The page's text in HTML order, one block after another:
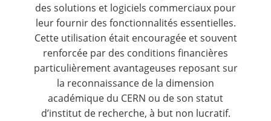
des solutions et logiciels commerciaux pour
leur fournir des fonctionnalités essentielles.
Cette utilisation était encouragée et souvent
renforcée par des conditions financières
particulièrement avantageuses reposant sur
la reconnaissance de la dimension
académique du CERN ou de son statut
d’institut de recherche, à but non lucratif.